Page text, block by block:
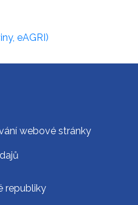
eAGRI)
webové stránky
republiky